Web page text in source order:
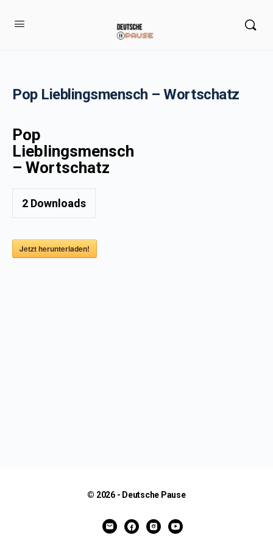
Pop Lieblingsmensch – Wortschatz
Pop
Lieblingsmensch
– Wortschatz
2 Downloads
Jetzt herunterladen!
© 2026 - Deutsche Pause